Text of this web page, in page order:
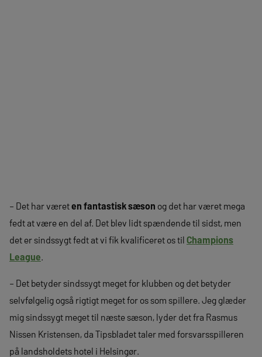
– Det har væreten fantastisk sæson og det har været mega
fedt at være en del af. Det blev lidt spændende til sidst, men
det er sindssygt fedt at vi fik kvalificeret os til Champions
League.
– Det betyder sindssygt meget for klubben og det betyder
selvfølgelig også rigtigt meget for os som spillere. Jeg glæder
mig sindssygt meget til næste sæson, lyder det fra Rasmus
Nissen Kristensen, da Tipsbladet taler med forsvarsspilleren
på landsholdets hotel i Helsingør.